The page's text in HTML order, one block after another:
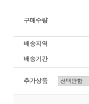
구매수량
배송지역
배송기간
추가상품